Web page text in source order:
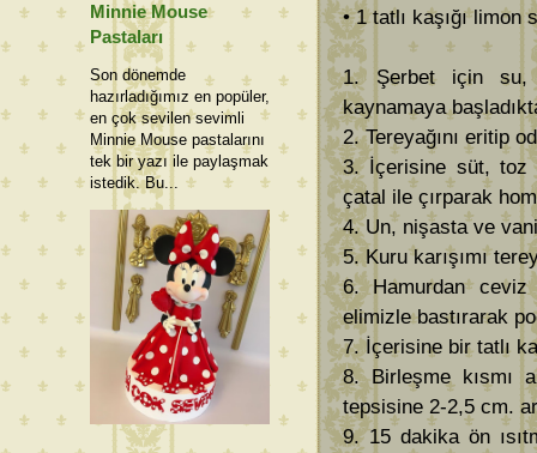
• 1 tatlı kaşığı limon
1. Şerbet için su,
kaynamaya
2. Tereyağını eritip
3. İçerisine süt, toz
çatal ile çırparak
4. Un, nişasta ve
5. Kuru karışımı
6. Hamurdan ceviz
elimizle bastırarak
7. İçerisine bir tatlı
8. Birleşme kısmı
tepsisine 2-2,5 cm.
9. 15 dakika ön
Minnie Mouse
Pastaları
Son dönemde
hazırladığımız en popüler,
en çok sevilen sevimli
Minnie Mouse pastalarını
tek bir yazı ile paylaşmak
istedik. Bu...